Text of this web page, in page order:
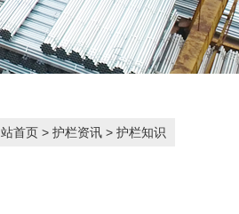
首页 > 护栏资讯 > 护栏知识